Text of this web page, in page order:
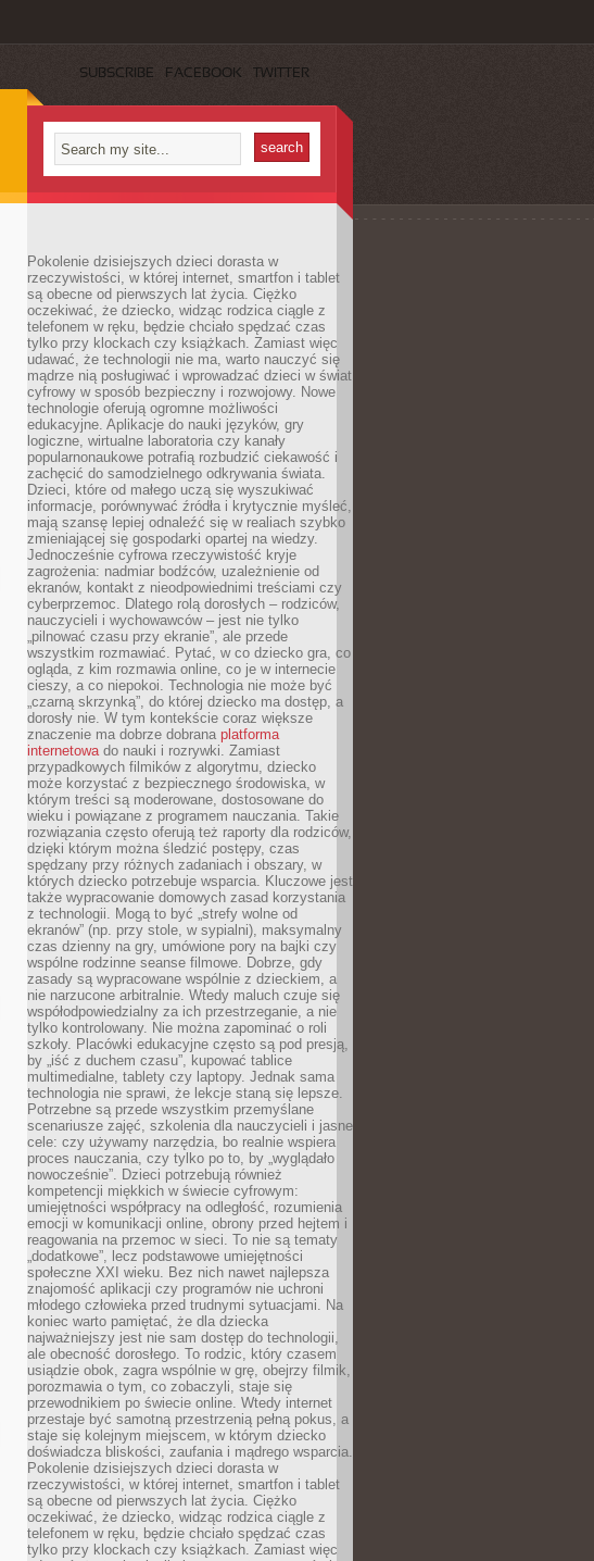
SUBSCRIBE FACEBOOK TWITTER
Pokolenie dzisiejszych dzieci dorasta w
rzeczywistości, w której internet, smartfon i tablet
są obecne od pierwszych lat życia. Ciężko
oczekiwać, że dziecko, widząc rodzica ciągle z
telefonem w ręku, będzie chciało spędzać czas
tylko przy klockach czy książkach. Zamiast więc
udawać, że technologii nie ma, warto nauczyć się
mądrze nią posługiwać i wprowadzać dzieci w świat
cyfrowy w sposób bezpieczny i rozwojowy. Nowe
technologie oferują ogromne możliwości
edukacyjne. Aplikacje do nauki języków, gry
logiczne, wirtualne laboratoria czy kanały
popularnonaukowe potrafią rozbudzić ciekawość i
zachęcić do samodzielnego odkrywania świata.
Dzieci, które od małego uczą się wyszukiwać
informacje, porównywać źródła i krytycznie myśleć,
mają szansę lepiej odnaleźć się w realiach szybko
zmieniającej się gospodarki opartej na wiedzy.
Jednocześnie cyfrowa rzeczywistość kryje
zagrożenia: nadmiar bodźców, uzależnienie od
ekranów, kontakt z nieodpowiednimi treściami czy
cyberprzemoc. Dlatego rolą dorosłych – rodziców,
nauczycieli i wychowawców – jest nie tylko
„pilnować czasu przy ekranie”, ale przede
wszystkim rozmawiać. Pytać, w co dziecko gra, co
ogląda, z kim rozmawia online, co je w internecie
cieszy, a co niepokoi. Technologia nie może być
„czarną skrzynką”, do której dziecko ma dostęp, a
dorosły nie. W tym kontekście coraz większe
znaczenie ma dobrze dobrana platforma
internetowado nauki i rozrywki. Zamiast
przypadkowych filmików z algorytmu, dziecko
może korzystać z bezpiecznego środowiska, w
którym treści są moderowane, dostosowane do
wieku i powiązane z programem nauczania. Takie
rozwiązania często oferują też raporty dla rodziców,
dzięki którym można śledzić postępy, czas
spędzany przy różnych zadaniach i obszary, w
których dziecko potrzebuje wsparcia. Kluczowe jest
także wypracowanie domowych zasad korzystania
z technologii. Mogą to być „strefy wolne od
ekranów” (np. przy stole, w sypialni), maksymalny
czas dzienny na gry, umówione pory na bajki czy
wspólne rodzinne seanse filmowe. Dobrze, gdy
zasady są wypracowane wspólnie z dzieckiem, a
nie narzucone arbitralnie. Wtedy maluch czuje się
współodpowiedzialny za ich przestrzeganie, a nie
tylko kontrolowany. Nie można zapominać o roli
szkoły. Placówki edukacyjne często są pod presją,
by „iść z duchem czasu”, kupować tablice
multimedialne, tablety czy laptopy. Jednak sama
technologia nie sprawi, że lekcje staną się lepsze.
Potrzebne są przede wszystkim przemyślane
scenariusze zajęć, szkolenia dla nauczycieli i jasne
cele: czy używamy narzędzia, bo realnie wspiera
proces nauczania, czy tylko po to, by „wyglądało
nowocześnie”. Dzieci potrzebują również
kompetencji miękkich w świecie cyfrowym:
umiejętności współpracy na odległość, rozumienia
emocji w komunikacji online, obrony przed hejtem i
reagowania na przemoc w sieci. To nie są tematy
„dodatkowe”, lecz podstawowe umiejętności
społeczne XXI wieku. Bez nich nawet najlepsza
znajomość aplikacji czy programów nie uchroni
młodego człowieka przed trudnymi sytuacjami. Na
koniec warto pamiętać, że dla dziecka
najważniejszy jest nie sam dostęp do technologii,
ale obecność dorosłego. To rodzic, który czasem
usiądzie obok, zagra wspólnie w grę, obejrzy filmik,
porozmawia o tym, co zobaczyli, staje się
przewodnikiem po świecie online. Wtedy internet
przestaje być samotną przestrzenią pełną pokus, a
staje się kolejnym miejscem, w którym dziecko
doświadcza bliskości, zaufania i mądrego wsparcia.
Pokolenie dzisiejszych dzieci dorasta w
rzeczywistości, w której internet, smartfon i tablet
są obecne od pierwszych lat życia. Ciężko
oczekiwać, że dziecko, widząc rodzica ciągle z
telefonem w ręku, będzie chciało spędzać czas
tylko przy klockach czy książkach. Zamiast więc